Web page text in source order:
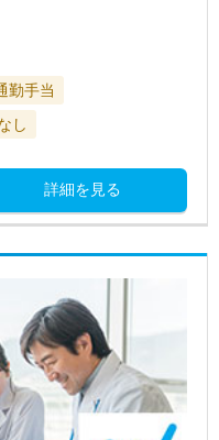
勤手当
し
詳細を見る